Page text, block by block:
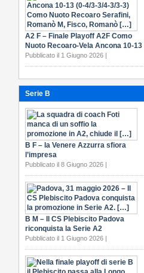
A2 F – Finale Playoff A2F Como
Nuoto Recoaro-Vela Ancona 10-13
Pubblicato il 1 Giugno 2026 |
Serie B
B F – la Venere Azzurra sfiora
l’impresa
Pubblicato il 8 Giugno 2026 |
B M – Il CS Plebiscito Padova
riconquista la Serie A2
Pubblicato il 1 Giugno 2026 |